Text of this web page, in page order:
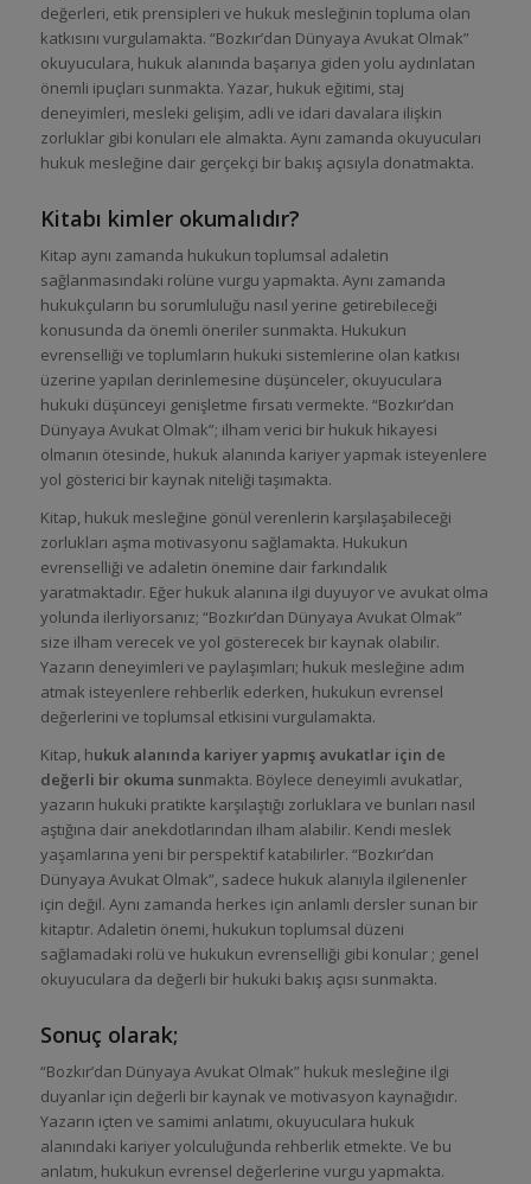
değerleri, etik prensipleri ve hukuk mesleğinin topluma olan
katkısını vurgulamakta. “Bozkır’dan Dünyaya Avukat Olmak”
okuyuculara, hukuk alanında başarıya giden yolu aydınlatan
önemli ipuçları sunmakta. Yazar, hukuk eğitimi, staj
deneyimleri, mesleki gelişim, adli ve idari davalara ilişkin
zorluklar gibi konuları ele almakta. Aynı zamanda okuyucuları
hukuk mesleğine dair gerçekçi bir bakış açısıyla donatmakta.
Kitabı kimler okumalıdır?
Kitap aynı zamanda hukukun toplumsal adaletin
sağlanmasındaki rolüne vurgu yapmakta. Aynı zamanda
hukukçuların bu sorumluluğu nasıl yerine getirebileceği
konusunda da önemli öneriler sunmakta. Hukukun
evrenselliği ve toplumların hukuki sistemlerine olan katkısı
üzerine yapılan derinlemesine düşünceler, okuyuculara
hukuki düşünceyi genişletme fırsatı vermekte. “Bozkır’dan
Dünyaya Avukat Olmak”; ilham verici bir hukuk hikayesi
olmanın ötesinde, hukuk alanında kariyer yapmak isteyenlere
yol gösterici bir kaynak niteliği taşımakta.
Kitap, hukuk mesleğine gönül verenlerin karşılaşabileceği
zorlukları aşma motivasyonu sağlamakta. Hukukun
evrenselliği ve adaletin önemine dair farkındalık
yaratmaktadır. Eğer hukuk alanına ilgi duyuyor ve avukat olma
yolunda ilerliyorsanız; “Bozkır’dan Dünyaya Avukat Olmak”
size ilham verecek ve yol gösterecek bir kaynak olabilir.
Yazarın deneyimleri ve paylaşımları; hukuk mesleğine adım
atmak isteyenlere rehberlik ederken, hukukun evrensel
değerlerini ve toplumsal etkisini vurgulamakta.
Kitap, hukuk alanında kariyer yapmış avukatlar için de
değerli bir okuma sunmakta. Böylece deneyimli avukatlar,
yazarın hukuki pratikte karşılaştığı zorluklara ve bunları nasıl
aştığına dair anekdotlarından ilham alabilir. Kendi meslek
yaşamlarına yeni bir perspektif katabilirler. “Bozkır’dan
Dünyaya Avukat Olmak”, sadece hukuk alanıyla ilgilenenler
için değil. Aynı zamanda herkes için anlamlı dersler sunan bir
kitaptır. Adaletin önemi, hukukun toplumsal düzeni
sağlamadaki rolü ve hukukun evrenselliği gibi konular ; genel
okuyuculara da değerli bir hukuki bakış açısı sunmakta.
Sonuç olarak;
“Bozkır’dan Dünyaya Avukat Olmak” hukuk mesleğine ilgi
duyanlar için değerli bir kaynak ve motivasyon kaynağıdır.
Yazarın içten ve samimi anlatımı, okuyuculara hukuk
alanındaki kariyer yolculuğunda rehberlik etmekte. Ve bu
anlatım, hukukun evrensel değerlerine vurgu yapmakta.